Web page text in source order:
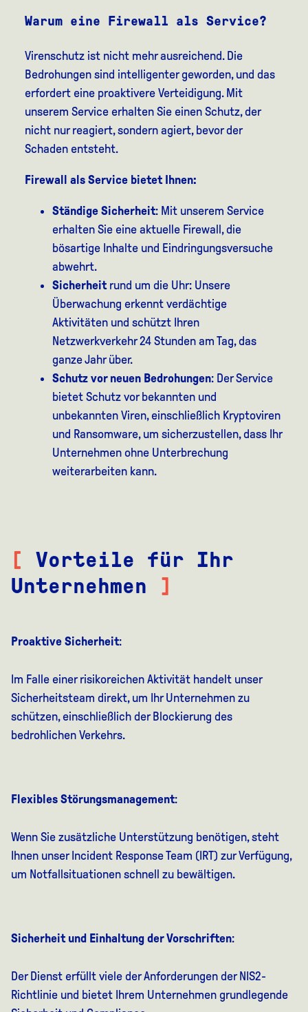
Warum eine Firewall als Service?
Virenschutz ist nicht mehr ausreichend. Die
Bedrohungen sind intelligenter geworden, und das
erfordert eine proaktivere Verteidigung. Mit
unserem Service erhalten Sie einen Schutz, der
nicht nur reagiert, sondern agiert, bevor der
Schaden entsteht.
Firewall als Service bietet Ihnen:
Ständige Sicherheit: Mit unserem Service
erhalten Sie eine aktuelle Firewall, die
bösartige Inhalte und Eindringungsversuche
abwehrt.
Sicherheitrund um die Uhr: Unsere
Überwachung erkennt verdächtige
Aktivitäten und schützt Ihren
Netzwerkverkehr 24 Stunden am Tag, das
ganze Jahr über.
Schutz vor neuen Bedrohungen: Der Service
bietet Schutz vor bekannten und
unbekannten Viren, einschließlich Kryptoviren
und Ransomware, um sicherzustellen, dass Ihr
Unternehmen ohne Unterbrechung
weiterarbeiten kann.
[ Vorteile für Ihr
Unternehmen ]
Proaktive Sicherheit:
Im Falle einer risikoreichen Aktivität handelt unser
Sicherheitsteam direkt, um Ihr Unternehmen zu
schützen, einschließlich der Blockierung des
bedrohlichen Verkehrs.
Flexibles Störungsmanagement:
Wenn Sie zusätzliche Unterstützung benötigen, steht
Ihnen unser Incident Response Team (IRT) zur Verfügung,
um Notfallsituationen schnell zu bewältigen.
Sicherheit und Einhaltung der Vorschriften:
Der Dienst erfüllt viele der Anforderungen der NIS2-
Richtlinie und bietet Ihrem Unternehmen grundlegende